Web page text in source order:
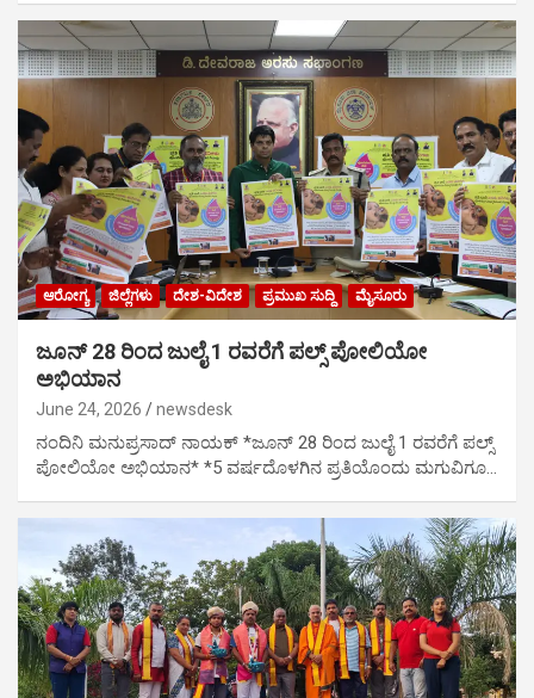
ಆರೋಗ್ಯ ಜಿಲ್ಲೆಗಳು ದೇಶ-ವಿದೇಶ ಪ್ರಮುಖ ಸುದ್ದಿ ಮೈಸೂರು
ಜೂನ್ 28 ರಿಂದ ಜುಲೈ 1 ರವರೆಗೆ ಪಲ್ಸ್ ಪೋಲಿಯೋ
ಅಭಿಯಾನ
June 24, 2026 newsdesk
ನಂದಿನಿ ಮನುಪ್ರಸಾದ್ ನಾಯಕ್ *ಜೂನ್ 28 ರಿಂದ ಜುಲೈ 1 ರವರೆಗೆ ಪಲ್ಸ್
ಪೋಲಿಯೋ ಅಭಿಯಾನ* *5 ವರ್ಷದೊಳಗಿನ ಪ್ರತಿಯೊಂದು ಮಗುವಿಗೂ…